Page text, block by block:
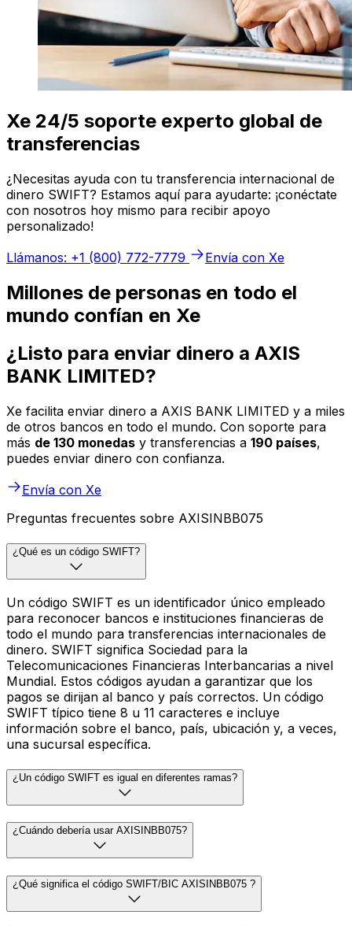
Xe 24/5 soporte experto global de
transferencias
¿Necesitas ayuda con tu transferencia internacional de
dinero SWIFT? Estamos aquí para ayudarte: ¡conéctate
con nosotros hoy mismo para recibir apoyo
personalizado!
Llámanos: +1 (800) 772-7779
Envía con Xe
Millones de personas en todo el
mundo confían en Xe
¿Listo para enviar dinero a AXIS
BANK LIMITED?
Xe facilita enviar dinero a AXIS BANK LIMITED y a miles
de otros bancos en todo el mundo. Con soporte para
más de 130 monedas y transferencias a 190 países,
puedes enviar dinero con confianza.
Envía con Xe
Preguntas frecuentes sobre AXISINBB075
¿Qué es un código SWIFT?
Un código SWIFT es un identificador único empleado
para reconocer bancos e instituciones financieras de
todo el mundo para transferencias internacionales de
dinero. SWIFT significa Sociedad para la
Telecomunicaciones Financieras Interbancarias a nivel
Mundial. Estos códigos ayudan a garantizar que los
pagos se dirijan al banco y país correctos. Un código
SWIFT típico tiene 8 u 11 caracteres e incluye
información sobre el banco, país, ubicación y, a veces,
una sucursal específica.
¿Un código SWIFT es igual en diferentes ramas?
¿Cuándo debería usar AXISINBB075?
¿Qué significa el código SWIFT/BIC AXISINBB075 ?